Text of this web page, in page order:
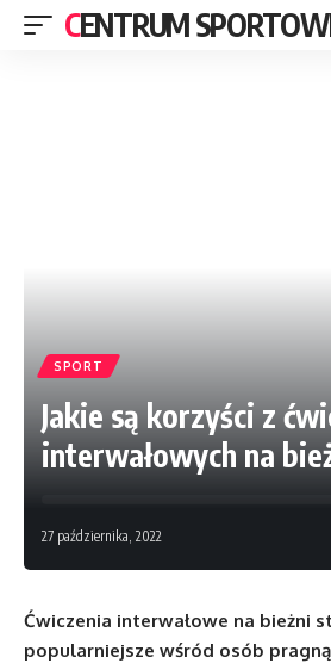
CENTRUM
SPORT
Jakie są korzyści z
interwałowych na
27 października, 2022
Ćwiczenia interwałowe na bieżni
popularniejsze wśród osób